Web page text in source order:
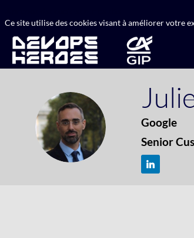
JM
Google
Senior
Ce site utilise des cookies visant à améliorer votre